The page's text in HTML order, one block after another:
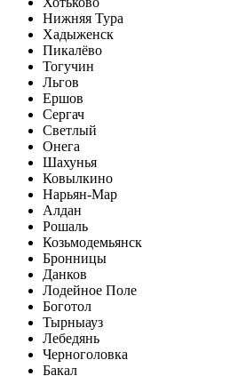
Нижняя Тура
Хадыженск
Пикалёво
Тогучин
Льгов
Ершов
Сергач
Светлый
Онега
Шахунья
Ковылкино
Нарьян-Мар
Алдан
Рошаль
Козьмодемьянск
Бронницы
Данков
Лодейное Поле
Боготол
Тырныауз
Лебедянь
Черноголовка
Бакал